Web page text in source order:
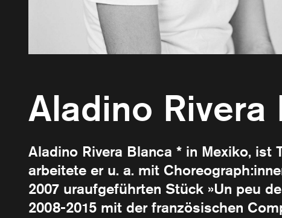
Aladino Rivera
Aladino Rivera Blanca * in Mexiko, ist
arbeitete er u. a. mit
2007 uraufgeführten Stück »Un peu
2008-2015 mit der französischen